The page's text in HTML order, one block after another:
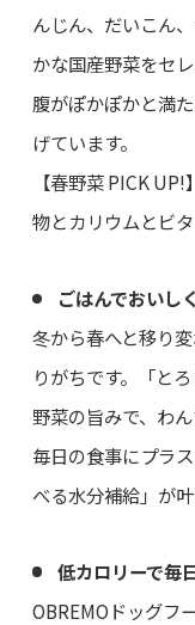
んじん、だいこん
かな国産野菜をセ
腹がぽかぽかと満
げています。
【春野菜 PICK
物とカリウムとビ
ごはんでおいし
冬から春へと移り
りがちです。「と
野菜の旨みで、わ
毎日の食事にプラ
べる水分補給」が叶
低カロリーで毎
OBREMOドッグフ